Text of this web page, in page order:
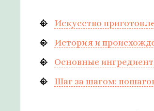
Искусство
История и
Основные
Шаг за шагом: